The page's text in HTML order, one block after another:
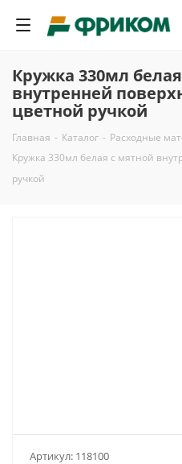
Кружка 330мл
внутренней
цветной ручкой
Главная - Каталог - Расходные
Кружка 330мл белая с мятной
ручкой
Артикул: 118100